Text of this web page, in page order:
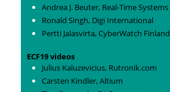
Andrea J. Beuter, Real-Time Systems
Ronald Singh, Digi International
Pertti Jalasvirta, CyberWatch Finland
ECF19 videos
Julius Kaluzevicius, Rutronik.com
Carsten Kindler, Altium